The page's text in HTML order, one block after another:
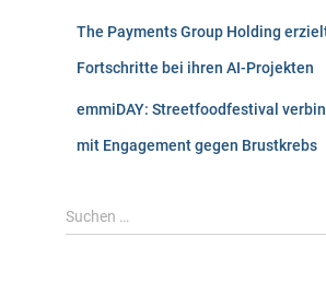
The Payments Group Holding
Fortschritte bei ihren AI-Projekten
emmiDAY: Streetfoodfestival
mit Engagement gegen Brustkrebs
S
u
Suchen …